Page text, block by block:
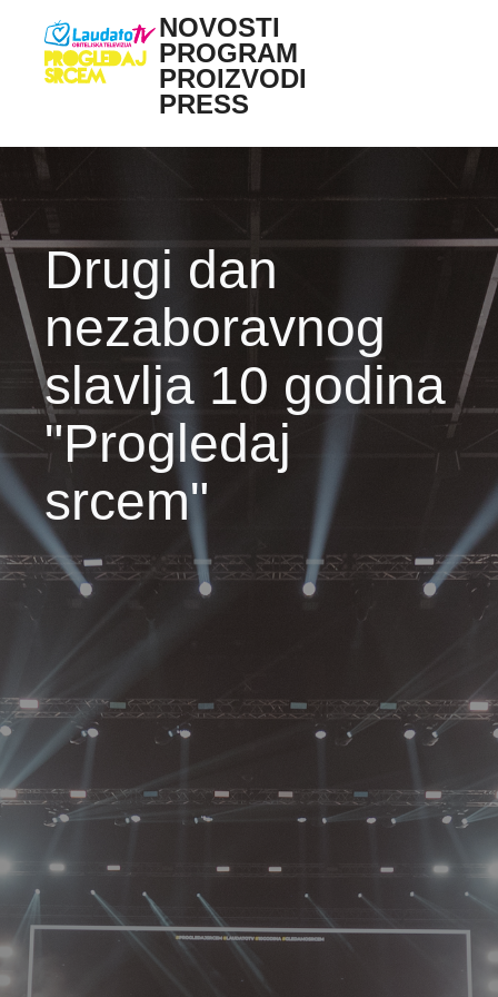
Main navigation
NOVOSTI
PROGRAM
PROIZVODI
PRESS
Drugi dan
nezaboravnog
slavlja 10 godina
"Progledaj
srcem"